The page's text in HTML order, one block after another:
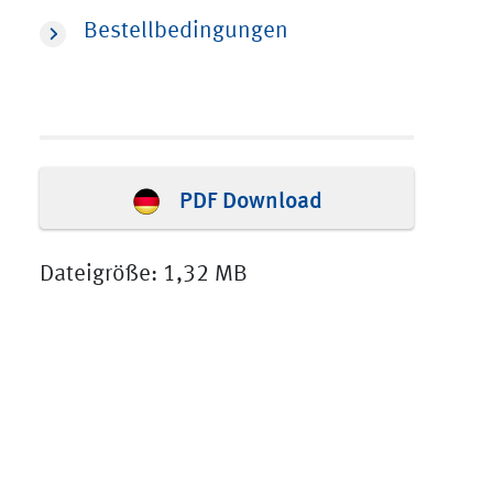
Bestellbedingungen
PDF Download
Dateigröße: 1,32 MB